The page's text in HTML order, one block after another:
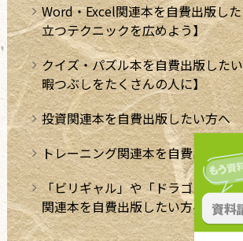
Word・Excel関連本を自費出版し
立つテクニックを広めよう】
クイズ・パズル本を自費出版した
暇つぶしをたくさんの人に】
投資関連本を自費出版したい方へ
トレーニング関連本を自費出版し
「ビリギャル」や「ドラゴン桜」
関連本を自費出版したい方へ